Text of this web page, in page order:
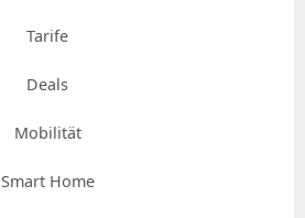
Tarife
Deals
Mobilität
Smart Home